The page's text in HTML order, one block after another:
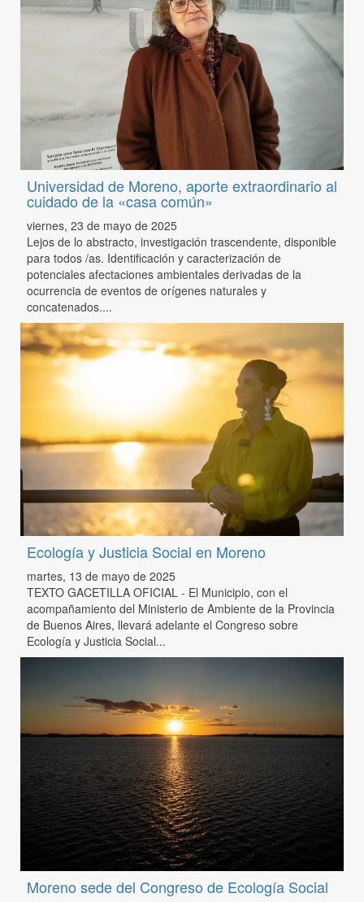
Universidad de Moreno, aporte extraordinario al
cuidado de la «casa común»
viernes, 23 de mayo de 2025
Lejos de lo abstracto, investigación trascendente, disponible
para todos /as. Identificación y caracterización de
potenciales afectaciones ambientales derivadas de la
ocurrencia de eventos de orígenes naturales y
concatenados....
Ecología y Justicia Social en Moreno
martes, 13 de mayo de 2025
TEXTO GACETILLA OFICIAL - El Municipio, con el
acompañamiento del Ministerio de Ambiente de la Provincia
de Buenos Aires, llevará adelante el Congreso sobre
Ecología y Justicia Social...
Moreno sede del Congreso de Ecología Social